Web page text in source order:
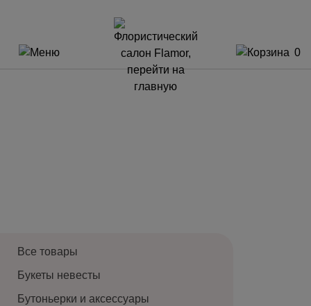
0
Все товары
Букеты невесты
Бутоньерки и аксессуары